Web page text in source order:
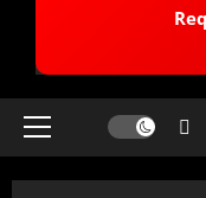
Primary